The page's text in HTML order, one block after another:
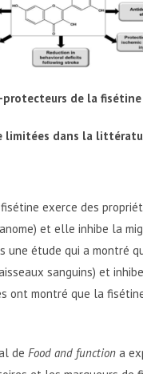
protecteurs de la
limitées dans la
exerce des
et elle inhibe la
étude qui a montré
sanguins) et
ont montré que la
de Food and function a